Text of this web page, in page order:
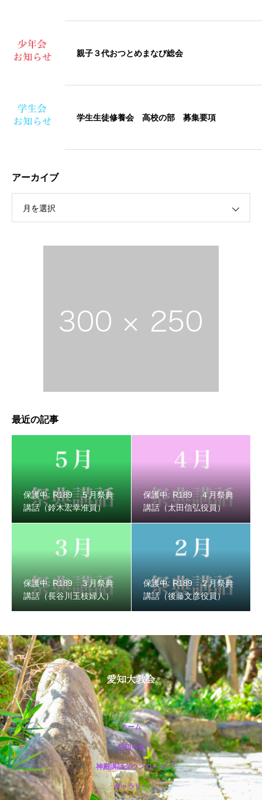
親子３代おつとめまなび総会
学生生徒修養会 高校の部 募集要項
アーカイブ
月を選択
最近の記事
保護中: R189 ５月祭典
講話（鈴木宏幸准員）
保護中: R189 ４月祭典
講話（太田信弘役員）
保護中: R189 ３月祭典
講話（長谷川玉枝婦人）
保護中: R189 ２月祭典
講話（後藤文彦役員）
ホーム
お知らせ
神殿講話ダウンロード
ギャラリー